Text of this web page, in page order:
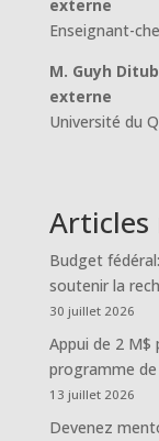
externe
Enseignant-
M. Guyh
externe
Université du
Articles
Budget
soutenir la
30 juillet 2026
Appui de 2
programme de
13 juillet 2026
Devenez